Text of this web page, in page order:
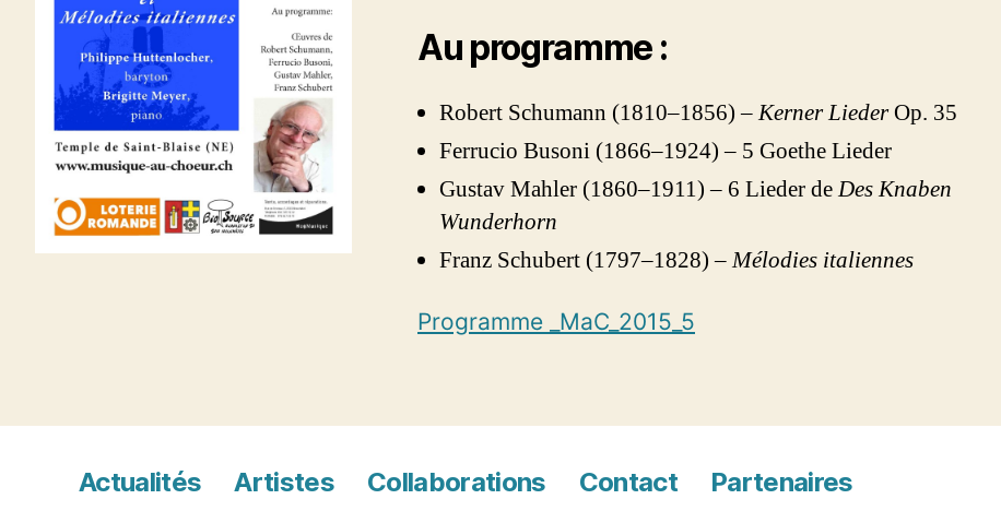
Au programme :
Robert Schumann (1810–1856) –Kerner LiederOp. 35
Ferrucio Busoni (1866–1924) – 5 Goethe Lieder
Gustav Mahler (1860–1911) – 6 Lieder deDes Knaben
Wunderhorn
Franz Schubert (1797–1828) –Mélodies italiennes
Programme _MaC_2015_5
Actualités Artistes Collaborations Contact Partenaires